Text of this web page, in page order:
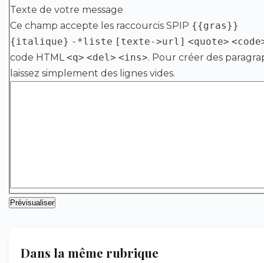
Texte de votre message
Ce champ accepte les raccourcis SPIP {{gras}}
{italique} -*liste [texte->url] <quote>
code HTML<q> <del> <ins>. Pour créer des
laissez simplement des lignes vides.
Dans la même rubrique